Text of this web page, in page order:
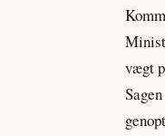
vægt